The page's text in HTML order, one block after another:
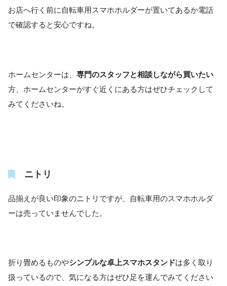
お店へ行く前に自転車用スマホホルダーが置いてあるか電話
で確認すると安心ですね。
ホームセンターは、 専門のスタッフと相談しながら買いたい
方、ホームセンターがすぐ近くにある方はぜひチェックして
みてくださいね。
ニトリ
品揃えが良い印象のニトリですが、自転車用のスマホホルダ
ーは売っていませんでした。
折り畳めるものやシンプルな卓上スマホスタンドは多く取り
扱っているので、気になる方はぜひ足を運んでみてください